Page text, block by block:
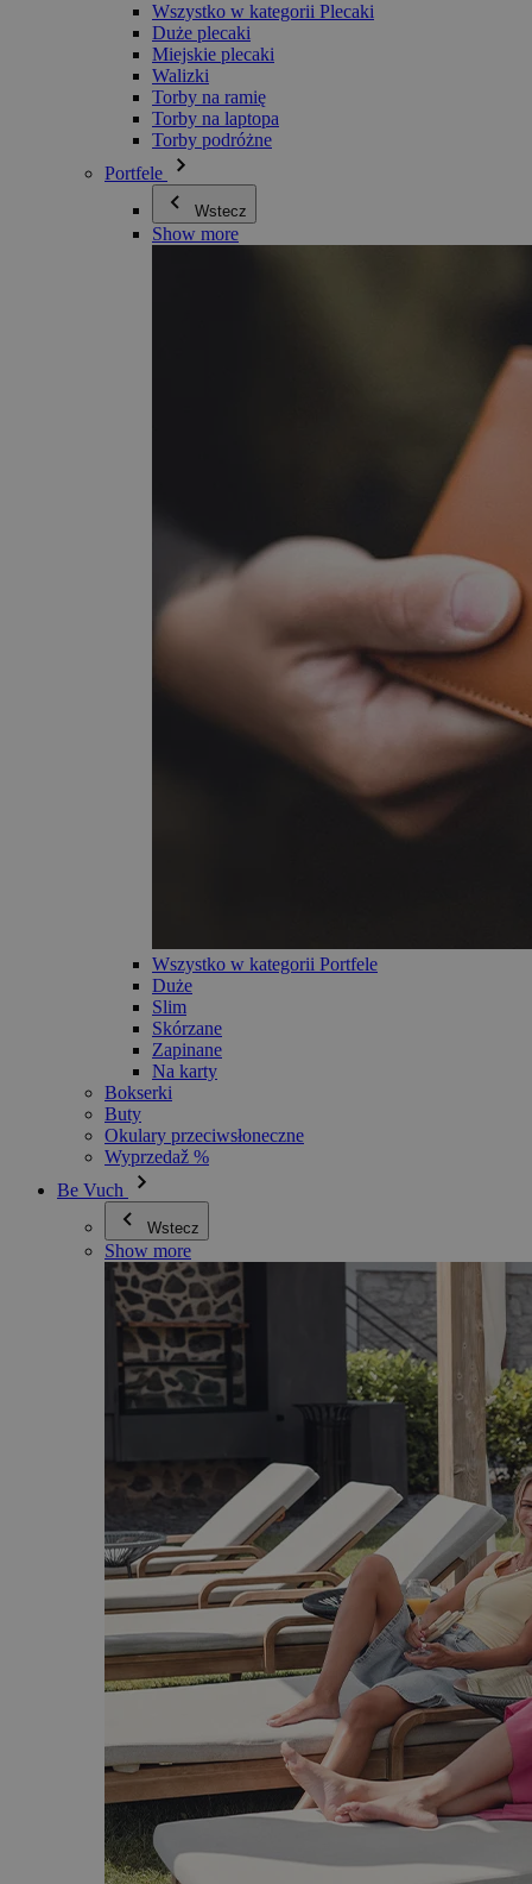
Wszystko w kategorii Plecaki
Duże plecaki
Miejskie plecaki
Walizki
Torby na ramię
Torby na laptopa
Torby podróżne
Portfele
Wstecz
Show more
Wszystko w kategorii Portfele
Duże
Slim
Skórzane
Zapinane
Na karty
Bokserki
Buty
Okulary przeciwsłoneczne
Wyprzedaž %
Be Vuch
Wstecz
Show more